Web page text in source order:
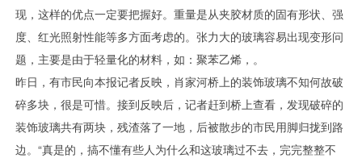
现，这样的优点一定要把握好。重量是从夹胶材质的固有形状、强
度、红光照射性能等多方面考虑的。张力大的玻璃容易出现变形问
题，主要是由于轻量化的材料，如：聚苯乙烯，。
昨日，有市民向本报记者反映，肖家河桥上的装饰玻璃不知何故破
碎多块，很是可惜。接到反映后，记者赶到桥上查看，发现破碎的
装饰玻璃共有两块，残渣落了一地，后被散步的市民用脚归拢到路
边。“真是的，搞不懂有些人为什么和这玻璃过不去，完完整整不